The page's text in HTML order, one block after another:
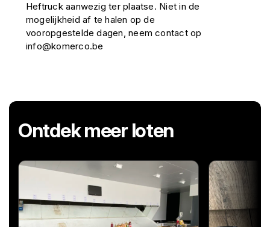
Heftruck aanwezig ter plaatse. Niet in de
mogelijkheid af te halen op de
vooropgestelde dagen, neem contact op
info@komerco.be
Ontdek meer loten